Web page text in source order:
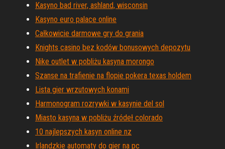
Kasyno bad river, ashland, wisconsin
Kasyno euro palace online
Całkowicie darmowe gry do grania
Knights casino bez kodów bonusowych depozytu
Nike outlet w pobliżu kasyna morongo
Szanse na trafienie na flopie pokera texas holdem
Lista gier wrzutowych konami
Harmonogram rozrywki w kasynie del sol
Miasto kasyna w pobliżu źródeł colorado
10 najlepszych kasyn online nz
Irlandzkie automaty do gier na pc